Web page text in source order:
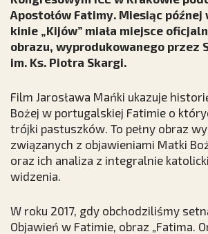
Apostołów Fatimy. Miesiąc
kinie „Kijów” miała miejsce
obrazu, wyprodukowanego przez
im. Ks. Piotra Skargi.
Film Jarosława Mańki ukazuje
Bożej w portugalskiej Fatimie o
trójki pastuszków. To pełny obraz
związanych z objawieniami Matki
oraz ich analiza z integralnie
widzenia.
W roku 2017, gdy obchodziliśmy
Objawień w Fatimie, obraz „Fatima.